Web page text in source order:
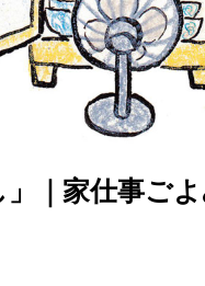
」｜家仕事ご